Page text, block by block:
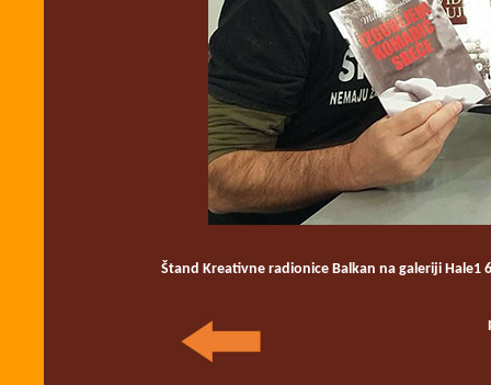
Štand Kreativne radionice Balkan na galeriji